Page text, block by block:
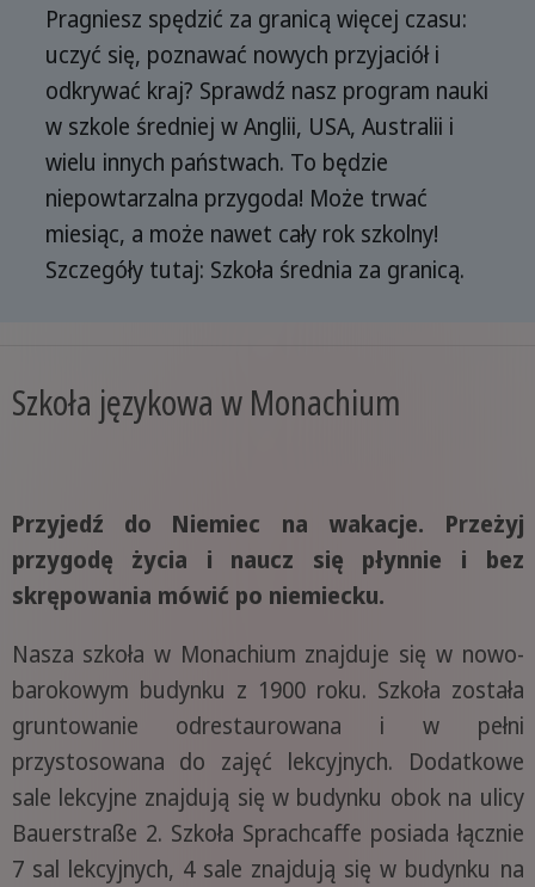
Pragniesz spędzić za granicą więcej czasu:
uczyć się, poznawać nowych przyjaciół i
odkrywać kraj? Sprawdź nasz program nauki
w szkole średniej w Anglii, USA, Australii i
wielu innych państwach. To będzie
niepowtarzalna przygoda! Może trwać
miesiąc, a może nawet cały rok szkolny!
Szczegóły tutaj: Szkoła średnia za granicą.
Szkoła językowa w Monachium
Przyjedź do Niemiec na wakacje. Przeżyj
przygodę życia i naucz się płynnie i bez
skrępowania mówić po niemiecku.
Nasza szkoła w Monachium znajduje się w nowo-
barokowym budynku z 1900 roku. Szkoła została
gruntowanie odrestaurowana i w pełni
przystosowana do zajęć lekcyjnych. Dodatkowe
sale lekcyjne znajdują się w budynku obok na ulicy
Bauerstraße 2. Szkoła Sprachcaffe posiada łącznie
7 sal lekcyjnych, 4 sale znajdują się w budynku na